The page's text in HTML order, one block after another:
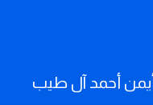
أحمد آل طيب